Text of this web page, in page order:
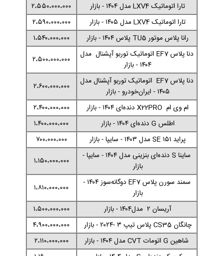
تارا اتوماتیک LXV4 مدل ۱۴۰۴ - بازار
۲،۵۵۰،۰۰۰،۰۰۰
تارا اتوماتیک LXV4 مدل ۱۴۰۵ - بازار
۲،۵۹۰،۰۰۰،۰۰۰
رانا پلاس موتور TU5 پلاس ۱۴۰۴ - بازار
۱،۵۴۰،۰۰۰،۰۰۰
دنا پلاس EF7 اتوماتیک توربو آپشنال مدل
۱۴۰۴ - بازار
۲،۵۰۰،۰۰۰،۰۰۰
دنا پلاس EF7 اتوماتیک توربو آپشنال مدل
۱۴۰۵ - ایران‌خودرو - بازار
۲،۶۰۰،۰۰۰،۰۰۰
ام وی ام X22PRO دنده‌ای ۱۴۰۴ - بازار
۲،۴۰۰،۰۰۰،۰۰۰
اطلس G دنده‌ای ۱۴۰۴ - بازار
۱،۴۰۰،۰۰۰،۰۰۰
پراید SE ۱۵۱ مدل ۱۴۰۳ - سایپا - بازار
۷۰۰،۰۰۰،۰۰۰
ساینا S دنده‌ای بنزینی مدل ۱۴۰۴ - سایپا -
بازار
۱،۱۵۰،۰۰۰،۰۰۰
سمند سورن پلاس EF7 دوگانه‌سوز ۱۴۰۴ -
بازار
۱،۸۱۰،۰۰۰،۰۰۰
آریسان ۲ مدل۱۴۰۴ - بازار
۱،۵۰۰،۰۰۰،۰۰۰
چانگان CS35 پلاس تیپ ۳ -۲۰۲۴ - بازار
۴،۹۰۰،۰۰۰،۰۰۰
شاهین G اتومات CVT مدل ۱۴۰۴ - بازار
۲،۱۱۰،۰۰۰،۰۰۰